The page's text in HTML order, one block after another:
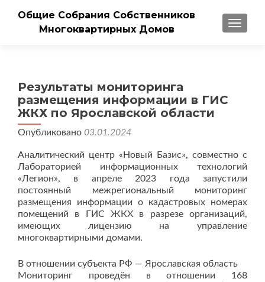
Общие Собрания Собственников
Многоквартирных Домов
Результаты мониторинга
размещения информации в ГИС
ЖКХ по Ярославской области
Опубликовано 03.01.2024
Аналитический центр «Новый Базис», совместно с
Лабораторией информационных технологий
«Легион», в апреле 2023 года запустили
постоянный межрегиональный мониторинг
размещения информации о кадастровых номерах
помещений в ГИС ЖКХ в разрезе организаций,
имеющих лицензию на управление
многоквартирными домами.
В отношении субъекта РФ — Ярославская область
Мониторинг проведён в отношении 168